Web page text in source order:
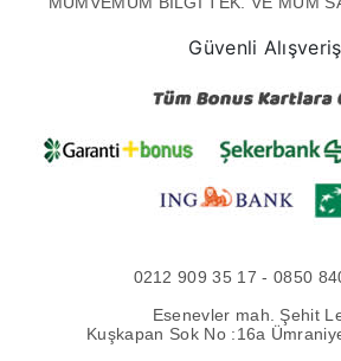
Güvenli Alışveriş
0212 909 35 17 - 0850
Esenevler mah. Şehit
Kuşkapan Sok No :16a